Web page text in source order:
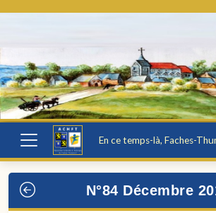
En ce temps-là, Faches-
N°84 Décembre